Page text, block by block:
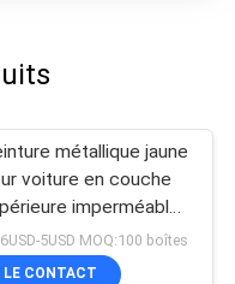
métallique jaune
voiture en couche
imperméable
pratique anti-
5USD MOQ:100 boîtes
LE CONTACT